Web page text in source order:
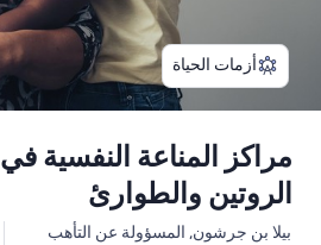
أزمات الحياة
مراكز المناعة النفسية في
الروتين والطوارئ
بيلا بن جرشون, المسؤولة عن التأهب